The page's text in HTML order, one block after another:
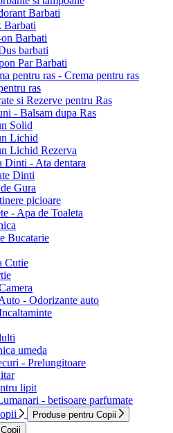
Barbati
Barbati
Barbati
barbati
Par Barbati
pentru ras - Crema pentru ras
ras
si Rezerve pentru Ras
- Balsam dupa Ras
Solid
Lichid
Lichid Rezerva
Dinti - Ata dentara
Dinti
Gura
picioare
- Apa de Toaleta
Bucatarie
Cutie
- Odorizante auto
umeda
- Prelungitoare
lipit
- betisoare parfumate
Produse pentru Copii